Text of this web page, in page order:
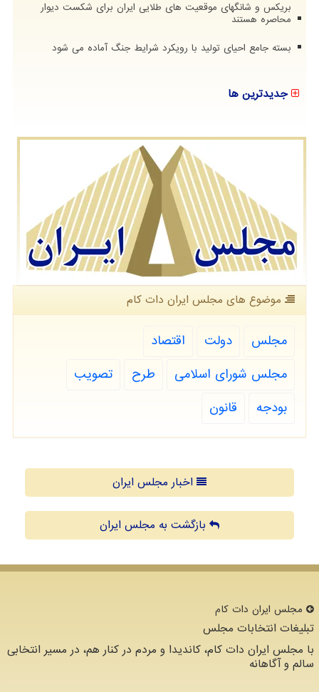
بریکس و شانگهای موقعیت های طلایی ایران برای شکست دیوار
محاصره هستند
بسته جامع احیای تولید با رویکرد شرایط جنگ آماده می شود
جدیدترین ها
موضوع های مجلس ایران دات كام
مجلس دولت
اقتصاد
مجلس شورای اسلامی
طرح
تصویب
بودجه
قانون
اخبار مجلس ایران
بازگشت به مجلس ایران
مجلس ایران دات كام
تبلیغات انتخابات مجلس
با مجلس ایران دات کام، کاندیدا و مردم در کنار هم، در مسیر انتخابی
سالم و آگاهانه